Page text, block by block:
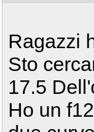
Ragazzi
Sto
17.5
Ho un